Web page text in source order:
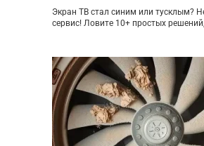
Экран ТВ стал синим или тусклым?
сервис! Ловите 10+ простых решений,